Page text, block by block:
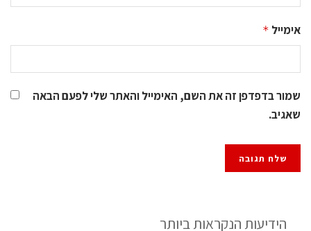
אימייל *
שמור בדפדפן זה את השם, האימייל והאתר שלי לפעם הבאה
שאגיב.
הידיעות הנקראות ביותר